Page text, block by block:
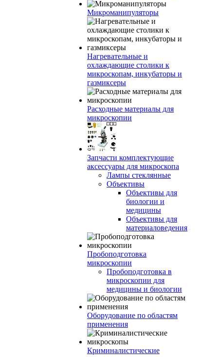
Микроманипуляторы
Нагревательные и
охлаждающие столики к
микроскопам, инкубаторы и
газмиксеры
Расходные материалы для
микроскопии
Запчасти комплектующие
аксессуары для микроскопа
Лампы стеклянные
Объективы
Объективы для
биологии и
медицины
Объективы для
материаловедения
Пробоподготовка
микроскопии
Пробоподготовка в
микроскопии для
медицины и биологии
Оборудование по областям
применения
Криминалистические